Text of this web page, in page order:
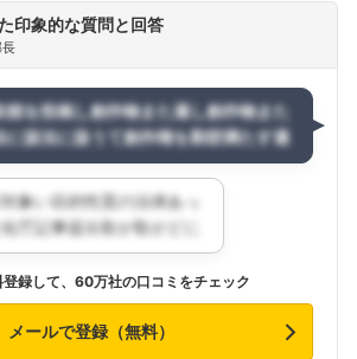
印象的な質問と回答
登録して、60万社の口コミをチェック
メールで登録（無料）